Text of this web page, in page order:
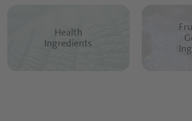
Health
Ingredients